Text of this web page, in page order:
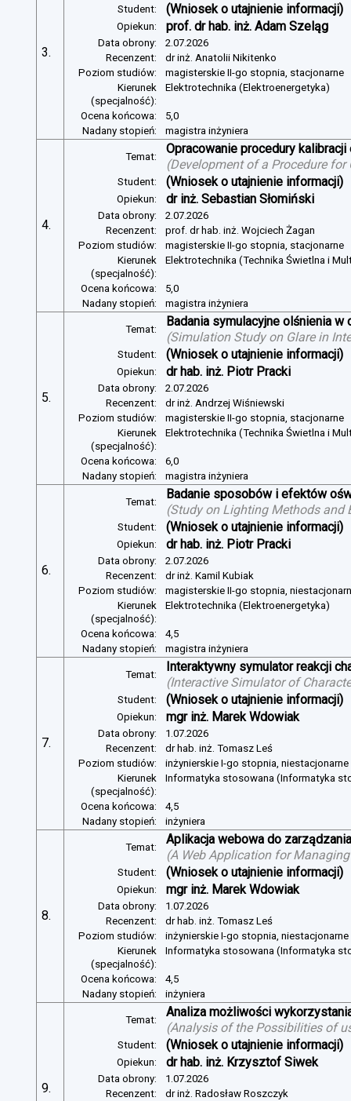
3.
Student: (Wniosek o utajnienie informacji)
Opiekun: prof. dr hab. inż. Adam Szeląg
Data obrony:
2.07.2026
Recenzent:
dr inż. Anatolii Nikitenko
Poziom studiów:
magisterskie II-go stopnia, stacjonarne
Kierunek
(specjalność):
Elektrotechnika (Elektroenergetyka)
Ocena końcowa:
5,0
Nadany stopień:
magistra inżyniera
4.
Temat:
Opracowanie procedury
(Development of a Procedure for
Student: (Wniosek o utajnienie informacji)
Opiekun: dr inż. Sebastian Słomiński
Data obrony:
2.07.2026
Recenzent:
prof. dr hab. inż. Wojciech Żagan
Poziom studiów:
magisterskie II-go stopnia, stacjonarne
Kierunek
(specjalność):
Elektrotechnika (Technika Świetlna i
Ocena końcowa:
5,0
Nadany stopień:
magistra inżyniera
5.
Temat:
Badania symulacyjne olśnienia
(Simulation Study on Glare in
Student: (Wniosek o utajnienie informacji)
Opiekun: dr hab. inż. Piotr Pracki
Data obrony:
2.07.2026
Recenzent:
dr inż. Andrzej Wiśniewski
Poziom studiów:
magisterskie II-go stopnia, stacjonarne
Kierunek
(specjalność):
Elektrotechnika (Technika Świetlna i
Ocena końcowa:
6,0
Nadany stopień:
magistra inżyniera
6.
Temat:
Badanie sposobów i efektów
(Study on Lighting Methods and
Student: (Wniosek o utajnienie informacji)
Opiekun: dr hab. inż. Piotr Pracki
Data obrony:
2.07.2026
Recenzent:
dr inż. Kamil Kubiak
Poziom studiów:
magisterskie II-go stopnia,
Kierunek
(specjalność):
Elektrotechnika (Elektroenergetyka)
Ocena końcowa:
4,5
Nadany stopień:
magistra inżyniera
7.
Temat:
Interaktywny symulator reakcji
(Interactive Simulator of
Student: (Wniosek o utajnienie informacji)
Opiekun: mgr inż. Marek Wdowiak
Data obrony:
1.07.2026
Recenzent:
dr hab. inż. Tomasz Leś
Poziom studiów:
inżynierskie I-go stopnia, niestacjonarne
Kierunek
(specjalność):
Informatyka stosowana (Informatyka
Ocena końcowa:
4,5
Nadany stopień:
inżyniera
8.
Temat:
Aplikacja webowa do
(A Web Application for
Student: (Wniosek o utajnienie informacji)
Opiekun: mgr inż. Marek Wdowiak
Data obrony:
1.07.2026
Recenzent:
dr hab. inż. Tomasz Leś
Poziom studiów:
inżynierskie I-go stopnia, niestacjonarne
Kierunek
(specjalność):
Informatyka stosowana (Informatyka
Ocena końcowa:
4,5
Nadany stopień:
inżyniera
9.
Temat:
Analiza możliwości
(Analysis of the Possibilities of
Student: (Wniosek o utajnienie informacji)
Opiekun: dr hab. inż. Krzysztof Siwek
Data obrony:
1.07.2026
Recenzent:
dr inż. Radosław Roszczyk